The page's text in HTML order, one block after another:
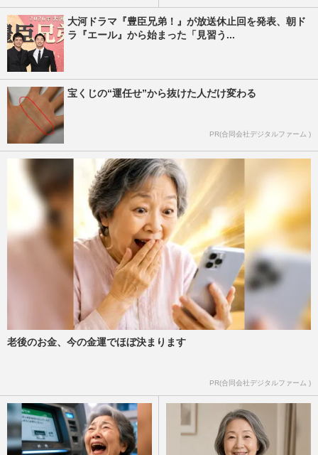
大河ドラマ『豊臣兄弟！』が放送休止回を発表、朝ド
ラ『エール』から始まった「見習う...
宝くじの“運任せ”から抜けた人だけ変わる
PR(合同会社デジタルファーム )
老後のお金、今の金運でほぼ決まります
PR(合同会社デジタルファーム )